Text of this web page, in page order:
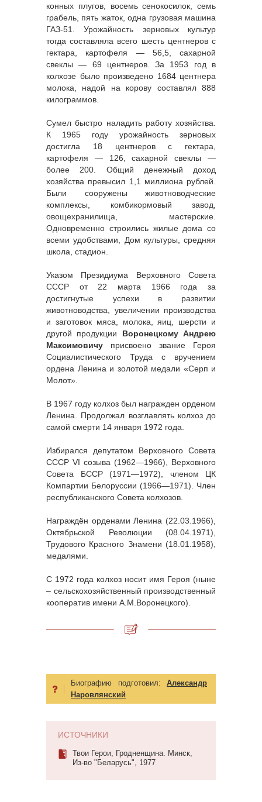
конных плугов, восемь сенокосилок, семь
грабель, пять жаток, одна грузовая машина
ГАЗ-51. Урожайность зерновых культур
тогда составляла всего шесть центнеров с
гектара, картофеля — 56,5, сахарной
свеклы — 69 центнеров. За 1953 год в
колхозе было произведено 1684 центнера
молока, надой на корову составлял 888
килограммов.
Сумел быстро наладить работу хозяйства.
К 1965 году урожайность зерновых
достигла 18 центнеров с гектара,
картофеля — 126, сахарной свеклы —
более 200. Общий денежный доход
хозяйства превысил 1,1 миллиона рублей.
Были сооружены животноводческие
комплексы, комбикормовый завод,
овощехранилища, мастерские.
Одновременно строились жилые дома со
всеми удобствами, Дом культуры, средняя
школа, стадион.
Указом Президиума Верховного Совета
СССР от 22 марта 1966 года за
достигнутые успехи в развитии
животноводства, увеличении производства
и заготовок мяса, молока, яиц, шерсти и
другой продукции Воронецкому Андрею
Максимовичу присвоено звание Героя
Социалистического Труда с вручением
ордена Ленина и золотой медали «Серп и
Молот».
В 1967 году колхоз был награжден орденом
Ленина. Продолжал возглавлять колхоз до
самой смерти 14 января 1972 года.
Избирался депутатом Верховного Совета
СССР VI cозыва (1962—1966), Верховного
Совета БССР (1971—1972), членом ЦК
Компартии Белоруссии (1966—1971). Член
республиканского Совета колхозов.
Награждён орденами Ленина (22.03.1966),
Октябрьской Революции (08.04.1971),
Трудового Красного Знамени (18.01.1958),
медалями.
С 1972 года колхоз носит имя Героя (ныне
– сельскохозяйственный производственный
кооператив имени А.М.Воронецкого).
Биографию подготовил: Александр
Наровлянский
ИСТОЧНИКИ
Твои Герои, Гродненщина. Минск,
Из-во "Беларусь", 1977